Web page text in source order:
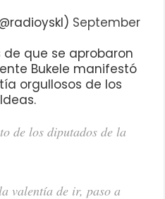
September
de que se aprobaron
Bukele manifestó
orgullosos de los
de los diputados de la
valentía de ir, paso a